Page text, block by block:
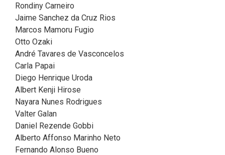
Rondiny Carneiro
Jaime Sanchez da Cruz Rios
Marcos Mamoru Fugio
Otto Ozaki
André Tavares de Vasconcelos
Carla Papai
Diego Henrique Uroda
Albert Kenji Hirose
Nayara Nunes Rodrigues
Valter Galan
Daniel Rezende Gobbi
Alberto Affonso Marinho Neto
Fernando Alonso Bueno